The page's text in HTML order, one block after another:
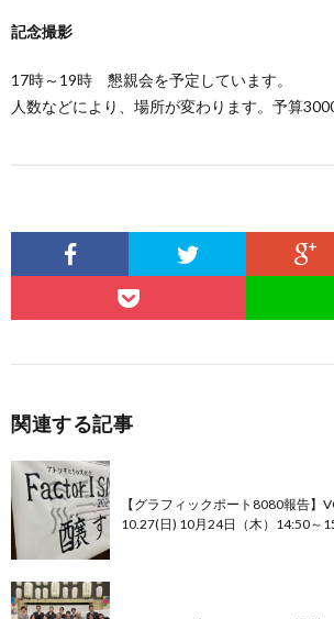
記念撮影
17時～19時 懇親会を予定しています。
人数などにより、場所が変わります。予算
関連する記事
【グラフィックポート8080報告
10.27(日) 10月24日（木）14:50～